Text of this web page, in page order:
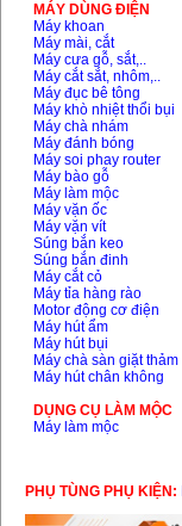
MÁY DÙNG ĐIỆN
Máy khoan
Máy mài, cắt
Máy cưa gỗ, sắt,..
Máy cắt sắt, nhôm,..
Máy đục bê tông
Máy khò nhiệt thổi bụi
Máy chà nhám
Máy đánh bóng
Máy soi phay router
Máy bào gỗ
Máy làm mộc
Máy vặn ốc
Máy vặn vít
Súng bắn keo
Súng bắn đinh
Máy cắt cỏ
Máy tỉa hàng rào
Motor động cơ điện
Máy hút ẩm
Máy hút bụi
Máy chà sàn giặt thảm
Máy hút chân không
DỤNG CỤ LÀM MỘC
Máy làm mộc
PHỤ TÙNG PHỤ KIỆN: